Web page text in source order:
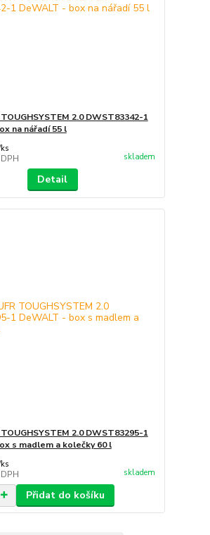
TOUGHSYSTEM 2.0 DWST83342-1
na nářadí 55 l
ks
skladem
Detail
TOUGHSYSTEM 2.0 DWST83295-1
s madlem a kolečky 60 l
ks
skladem
Přidat do košíku